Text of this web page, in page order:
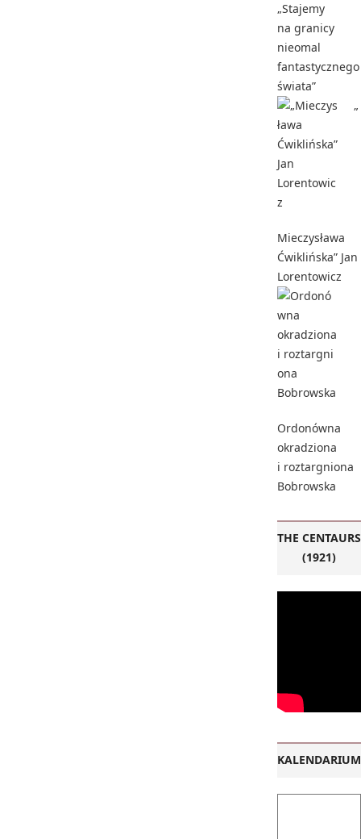
„Stajemy
na granicy
nieomal
fantastycznego
świata”
„
Mieczysława
Ćwiklińska” Jan
Lorentowicz
Ordonówna
okradziona
i roztargniona
Bobrowska
THE CENTAURS
(1921)
KALENDARIUM